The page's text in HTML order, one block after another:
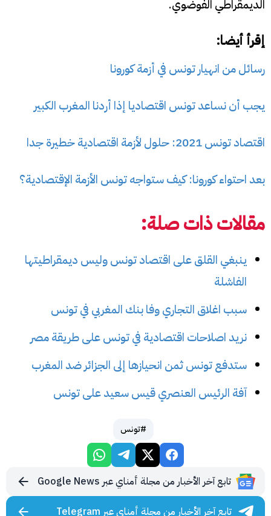
الديمقراطي الفوضوي.
إقرأ أيضا:
رسائل من انهيار تونس في أزمة كورونا
يجب أن نساعد تونس اقتصاديا إذا أردنا المغرب الكبير
اقتصاد تونس 2021: حلول لأزمة اقتصادية خطيرة جدا
بعد احتواء كورونا: كيف ستواجه تونس الأزمة الإقتصادية؟
مقالات ذات صلة:
ينبغي القلق على اقتصاد تونس وليس ديمقراطيتها
الفاشلة
سبب اغلاق التجاري وفا بنك المغربي في تونس
نريد اصلاحات اقتصادية في تونس على طريقة مصر
ستدفع تونس ثمن انحيازها إلى الجزائر ضد المغرب
آفة الرئيس العنصري قيس سعيد على تونس
#تونس
تابع آخر الأخبار من مجلة أمناي عبر Google News
تابع آخر الأخبار من مجلة أمناي عبر Telegram